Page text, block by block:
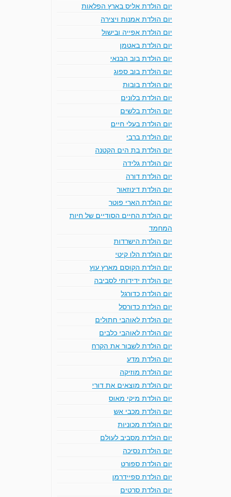
יום הולדת אליס בארץ הפלאות
יום הולדת אמנות ויצירה
יום הולדת אפייה ובישול
יום הולדת באטמן
יום הולדת בוב הבנאי
יום הולדת בוב ספוג
יום הולדת בובות
יום הולדת בלונים
יום הולדת בלשים
יום הולדת בעלי חיים
יום הולדת ברבי
יום הולדת בת הים הקטנה
יום הולדת גלידה
יום הולדת דורה
יום הולדת דינוזאור
יום הולדת הארי פוטר
יום הולדת החיים הסודיים של חיות
המחמד
יום הולדת הישרדות
יום הולדת הלו קיטי
יום הולדת הקוסם מארץ עוץ
יום הולדת ידידותי לסביבה
יום הולדת כדורגל
יום הולדת כדורסל
יום הולדת לאוהבי חתולים
יום הולדת לאוהבי כלבים
יום הולדת לשבור את הקרח
יום הולדת מדע
יום הולדת מוזיקה
יום הולדת מוצאים את דורי
יום הולדת מיקי מאוס
יום הולדת מכבי אש
יום הולדת מכוניות
יום הולדת מסביב לעולם
יום הולדת נסיכה
יום הולדת ספורט
יום הולדת ספיידרמן
יום הולדת סרטים